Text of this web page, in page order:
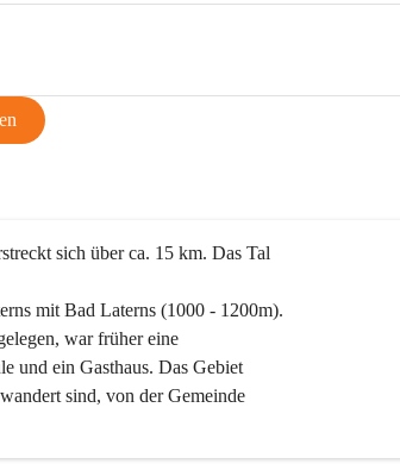
sich über ca. 15 km. Das Tal
mit Bad Laterns (1000 - 1200m).
war früher eine
und ein Gasthaus. Das Gebiet
sind, von der Gemeinde